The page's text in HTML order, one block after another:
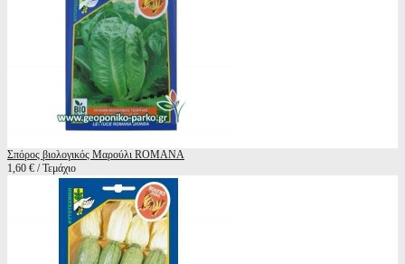
Σπόρος βιολογικός Μαρούλι ROMANA
1,60 € / Τεμάχιο